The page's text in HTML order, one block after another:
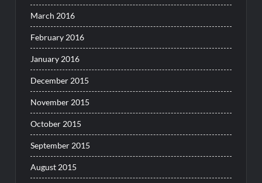
March 2016
February 2016
January 2016
December 2015
November 2015
October 2015
September 2015
August 2015